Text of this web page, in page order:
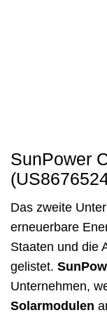
SunPower
Das zweite
erneuerbare
Staaten und die
gelistet.
Unternehmen,
Solarmodulen